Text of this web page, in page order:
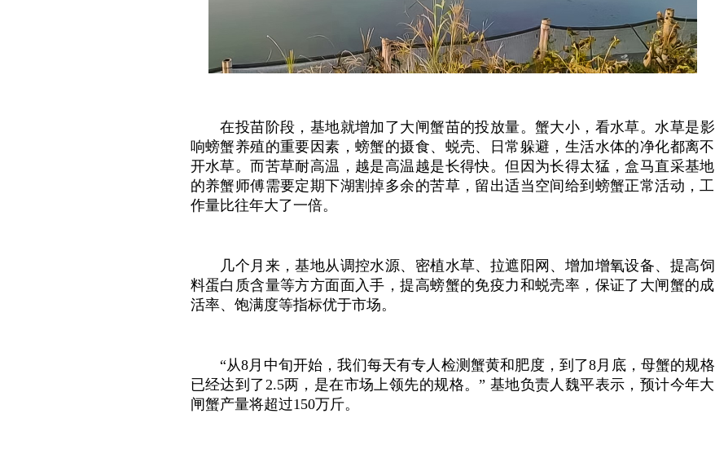
在投苗阶段，基地就增加了大闸蟹苗的投放量。蟹大小，看水草。水草是影
响螃蟹养殖的重要因素，螃蟹的摄食、蜕壳、日常躲避，生活水体的净化都离不
开水草。而苦草耐高温，越是高温越是长得快。但因为长得太猛，盒马直采基地
的养蟹师傅需要定期下湖割掉多余的苦草，留出适当空间给到螃蟹正常活动，工
作量比往年大了一倍。
几个月来，基地从调控水源、密植水草、拉遮阳网、增加增氧设备、提高饲
料蛋白质含量等方方面面入手，提高螃蟹的免疫力和蜕壳率，保证了大闸蟹的成
活率、饱满度等指标优于市场。
“从8月中旬开始，我们每天有专人检测蟹黄和肥度，到了8月底，母蟹的规格
已经达到了2.5两，是在市场上领先的规格。” 基地负责人魏平表示，预计今年大
闸蟹产量将超过150万斤。